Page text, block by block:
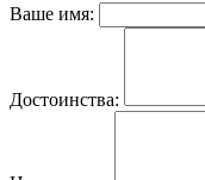
Ваше имя:
Достоинства: